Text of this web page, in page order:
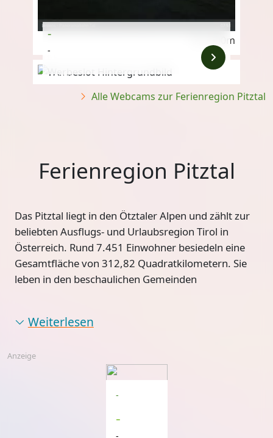
2.400m
Anzeige
-
-
Alle Webcams zur Ferienregion Pitztal
Ferienregion Pitztal
Das Pitztal liegt in den Ötztaler Alpen und zählt zur
beliebten Ausflugs- und Urlaubsregion Tirol in
Österreich. Rund 7.451 Einwohner besiedeln eine
Gesamtfläche von 312,82 Quadratkilometern. Sie
leben in den beschaulichen Gemeinden
Weiterlesen
Anzeige
-
-